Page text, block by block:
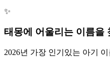
✨
태몽에 어울리는 이름을
2026년 가장 인기있는 아기 이